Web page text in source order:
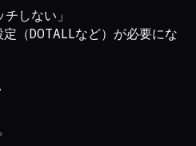
しない」
（DOTALLなど）が必要にな